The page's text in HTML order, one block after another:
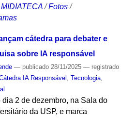
MIDIATECA /Fotos /
cátedra para debater e
sobre IA responsável
— publicado28/11/2025 — registrado
IA Responsável , Tecnologia,
dia 2 de dezembro, na Sala do
da USP, e marca